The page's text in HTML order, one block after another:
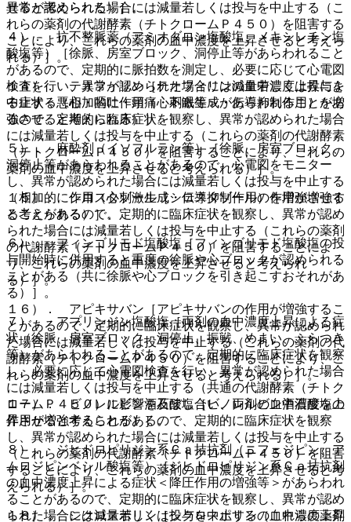
異常が認められた場合には減量若しくは投与を中止する（こ
れらの薬剤の代謝酵素（チトクロームＰ４５０）を阻害する
ことにより、これらの薬剤の血中濃度を上昇させると考えら
れる）］。
１４）． テオフィリン［テオフィリンの血中濃度上昇によ
る症状＜悪心・嘔吐・頭痛・不眠等＞があらわれることがあ
るので、定期的に臨床症状を観察し、異常が認められた場合
には減量若しくは投与を中止する（これらの薬剤の代謝酵素
（チトクロームＰ４５０）を阻害することにより、これらの
薬剤の血中濃度を上昇させると考えられる）］。
１５）． シロスタゾール［シロスタゾールの作用が増強す
ることがあるので、定期的に臨床症状を観察し、異常が認め
られた場合には減量若しくは投与を中止する（これらの薬剤
の代謝酵素（チトクロームＰ４５０）を阻害することによ
り、これらの薬剤の血中濃度を上昇させると考えられ
る）］。
１６）． アピキサバン［アピキサバンの作用が増強するこ
とがあるので、定期的に臨床症状を観察し、異常が認められ
た場合には減量若しくは投与を中止する（これらの薬剤の代
謝酵素（チトクロームＰ４５０）を阻害することにより、こ
れらの薬剤の血中濃度を上昇させると考えられる）］。
１７）． ビノレルビン酒石酸塩［ビノレルビン酒石酸塩の
作用が増強することがあるので、定期的に臨床症状を観察
し、異常が認められた場合には減量若しくは投与を中止する
（これらの薬剤の代謝酵素（チトクロームＰ４５０）を阻害
することにより、これらの薬剤の血中濃度を上昇させると考
えられる）］。
１８）． シクロスポリン［シクロスポリンの血中濃度上昇
せると考えられる）］。
４）． 抗不整脈薬（アミオダロン塩酸塩、メキシレチン塩
酸塩等）［徐脈、房室ブロック、洞停止等があらわれること
があるので、定期的に脈拍数を測定し、必要に応じて心電図
検査を行い、異常が認められた場合には減量若しくは投与を
中止する（相加的に作用（心刺激生成・伝導抑制作用）を増
強させると考えられる）］。
５）． 麻酔剤（イソフルラン等）［徐脈、房室ブロック、
洞停止等があらわれることがあるので、心電図をモニター
し、異常が認められた場合には減量若しくは投与を中止する
（相加的に作用（心刺激生成・伝導抑制作用）を増強させる
と考えられる）］。
６）． フィンゴリモド塩酸塩［フィンゴリモド塩酸塩の投
与開始時に併用すると重度の徐脈や心ブロックが認められる
ことがある（共に徐脈や心ブロックを引き起こすおそれがあ
る）］。
７）． アプリンジン塩酸塩［両剤の血中濃度上昇による症
状（徐脈、房室ブロック、洞停止、振戦、めまい、ふらつき
等）があらわれることがあるので、定期的に臨床症状を観察
し、必要に応じて心電図検査を行い、異常が認められた場合
には減量若しくは投与を中止する（共通の代謝酵素（チトク
ロームＰ４５０）に影響を及ぼし合い、両剤の血中濃度を上
昇させると考えられる）］。
８）． ジヒドロピリジン系Ｃａ拮抗剤（ニフェジピン、ア
ムロジピンベシル酸塩等）［ジヒドロピリジン系Ｃａ拮抗剤
の血中濃度上昇による症状＜降圧作用の増強等＞があらわれ
ることがあるので、定期的に臨床症状を観察し、異常が認め
られた場合には減量若しくは投与を中止する（これらの薬剤